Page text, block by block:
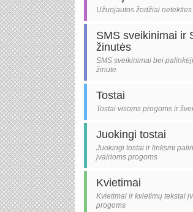
Užuojautos žodžiai
SMS sveikinimai ir
žinutės
SMS sveikinimai bei
žinute
Tostai
Tostai visoms progoms ir
Juokingi tostai
Juokingi tostai ir linksmi
įvairioms progoms
Kvietimai
Kvietimai ir kvietimų tekstai
progoms